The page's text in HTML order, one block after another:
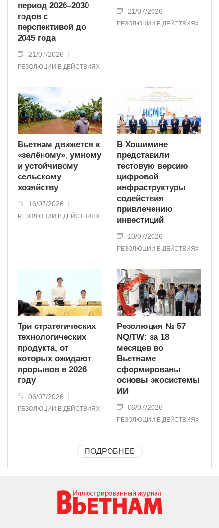
период 2026–2030
годов с
перспективой до
2045 года
21/07/2026
РЕЗОЛЮЦИИ В ДЕЙСТВИЯХ
21/07/2026
РЕЗОЛЮЦИИ В ДЕЙСТВИЯХ
Вьетнам движется к
«зелёному», умному
и устойчивому
сельскому
хозяйству
16/07/2026
РЕЗОЛЮЦИИ В ДЕЙСТВИЯХ
В Хошимине
представили
тестовую версию
цифровой
инфраструктуры
содействия
привлечению
инвестиций
10/07/2026
РЕЗОЛЮЦИИ В ДЕЙСТВИЯХ
Три стратегических
технологических
продукта, от
которых ожидают
прорывов в 2026
году
06/07/2026
РЕЗОЛЮЦИИ В ДЕЙСТВИЯХ
Резолюция № 57-
NQ/TW: за 18
месяцев во
Вьетнаме
сформированы
основы экосистемы
ИИ
06/07/2026
РЕЗОЛЮЦИИ В ДЕЙСТВИЯХ
ПОДРОБНЕЕ